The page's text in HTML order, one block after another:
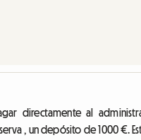
directamente al
, un depósito de 1000 €.